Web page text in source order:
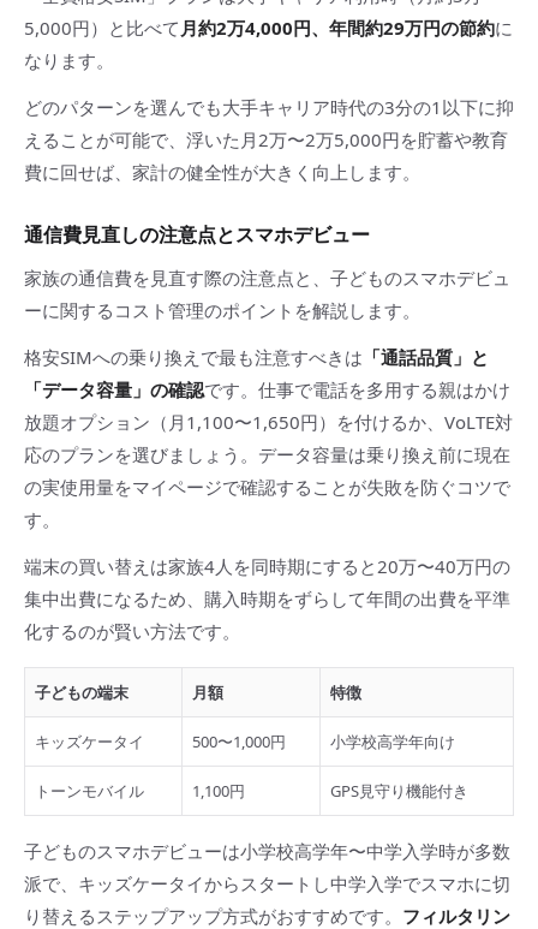
5,000円）と比べて 月約2万4,000円、年間約29万円の節約に
なります。
どのパターンを選んでも大手キャリア時代の3分の1以下に抑
えることが可能で、浮いた月2万〜2万5,000円を貯蓄や教育
費に回せば、家計の健全性が大きく向上します。
通信費見直しの注意点とスマホデビュー
家族の通信費を見直す際の注意点と、子どものスマホデビュ
ーに関するコスト管理のポイントを解説します。
格安SIMへの乗り換えで最も注意すべきは 「通話品質」と
「データ容量」の確認です。仕事で電話を多用する親はかけ
放題オプション（月1,100〜1,650円）を付けるか、VoLTE対
応のプランを選びましょう。データ容量は乗り換え前に現在
の実使用量をマイページで確認することが失敗を防ぐコツで
す。
端末の買い替えは家族4人を同時期にすると20万〜40万円の
集中出費になるため、購入時期をずらして年間の出費を平準
化するのが賢い方法です。
子どもの端末 月額 特徴
キッズケータイ 500〜1,000円 小学校高学年向け
トーンモバイル 1,100円 GPS見守り機能付き
子どものスマホデビューは小学校高学年〜中学入学時が多数
派で、キッズケータイからスタートし中学入学でスマホに切
り替えるステップアップ方式がおすすめです。 フィルタリン